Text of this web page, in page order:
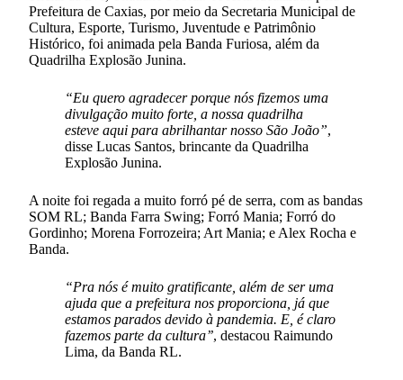
Prefeitura de Caxias, por meio da Secretaria Municipal de
Cultura, Esporte, Turismo, Juventude e Patrimônio
Histórico, foi animada pela Banda Furiosa, além da
Quadrilha Explosão Junina.
“Eu quero agradecer porque nós fizemos uma
divulgação muito forte, a nossa quadrilha
esteve aqui para abrilhantar nosso São João”,
disse Lucas Santos, brincante da Quadrilha
Explosão Junina.
A noite foi regada a muito forró pé de serra, com as bandas
SOM RL; Banda Farra Swing; Forró Mania; Forró do
Gordinho; Morena Forrozeira; Art Mania; e Alex Rocha e
Banda.
“Pra nós é muito gratificante, além de ser uma
ajuda que a prefeitura nos proporciona, já que
estamos parados devido à pandemia. E, é claro
fazemos parte da cultura’’, destacou Raimundo
Lima, da Banda RL.